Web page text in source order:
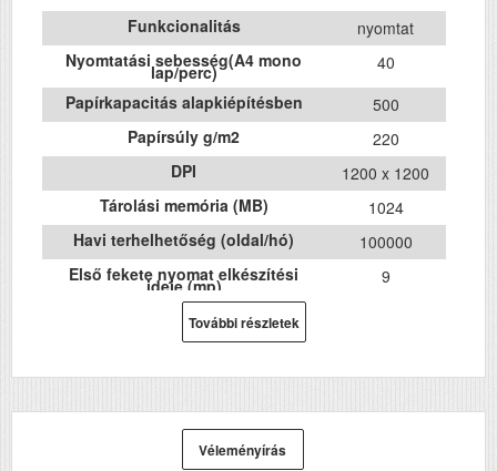
Funkcionalitás
nyomtat
Nyomtatási sebesség(A4 mono
lap/perc)
40
Papírkapacitás alapkiépítésben
500
Papírsúly g/m2
220
DPI
1200 x 1200
Tárolási memória (MB)
1024
Havi terhelhetőség (oldal/hó)
100000
Első fekete nyomat elkészítési
ideje (mp)
9
USB
Méret
További részletek
Véleményírás